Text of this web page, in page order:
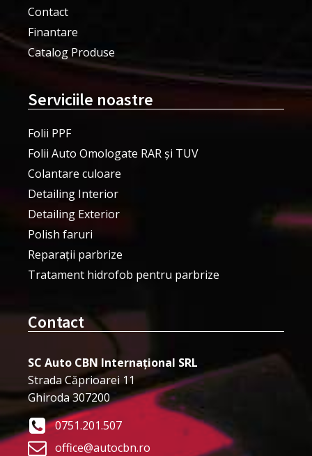
Contact
Finantare
Catalog Produse
Serviciile noastre
Folii PPF
Folii Auto Omologate RAR și TUV
Colantare culoare
Detailing Interior
Detailing Exterior
Polish faruri
Reparații parbrize
Tratament hidrofob pentru parbrize
Contact
SC Auto CBN Internațional SRL
Strada Căprioarei 11
Ghiroda 307200
0751.201.507
office@autocbn.ro